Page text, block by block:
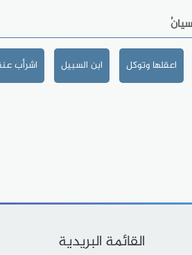
اعقلها وتوكل ابن السبيل اشرأب
القائمة البريدية